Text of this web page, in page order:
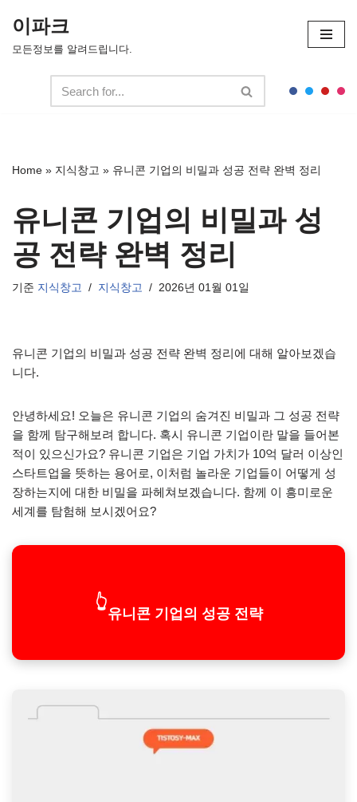
콘
기
이파크
모든정보를 알려드립니다.
Home » 지식창고 » 유니콘 기업의 비밀과 성공 전략 완벽 정리
유니콘 기업의 비밀과 성
공 전략 완벽 정리
기준 지식창고 지식창고 2026년 01월 01일
유니콘 기업의 비밀과 성공 전략 완벽 정리에 대해 알아보겠습
니다.
안녕하세요! 오늘은 유니콘 기업의 숨겨진 비밀과 그 성공 전략
을 함께 탐구해보려 합니다. 혹시 유니콘 기업이란 말을 들어본
적이 있으신가요? 유니콘 기업은 기업 가치가 10억 달러 이상인
스타트업을 뜻하는 용어로, 이처럼 놀라운 기업들이 어떻게 성
장하는지에 대한 비밀을 파헤쳐보겠습니다. 함께 이 흥미로운
세계를 탐험해 보시겠어요?
👆
유니콘 기업의 성공 전략